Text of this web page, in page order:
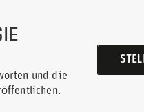
und die